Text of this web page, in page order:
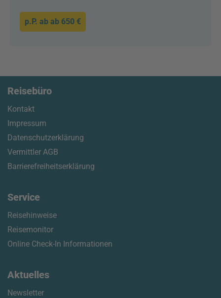
p.P. ab ab 650 €
Reisebüro
Kontakt
Impressum
Datenschutzerklärung
Vermittler AGB
Barrierefreiheitserklärung
Service
Reisehinweise
Reisemonitor
Online Check-In Informationen
Aktuelles
Newsletter